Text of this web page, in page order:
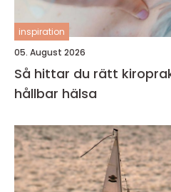
inspiration
05. August 2026
Så hittar du rätt
hållbar hälsa